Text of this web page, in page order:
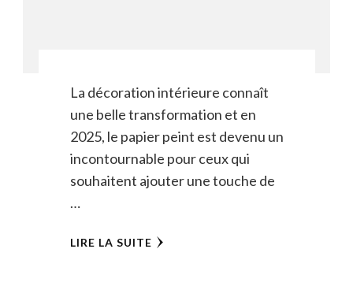
La décoration intérieure connaît
une belle transformation et en
2025, le papier peint est devenu un
incontournable pour ceux qui
souhaitent ajouter une touche de
…
LIRE LA SUITE